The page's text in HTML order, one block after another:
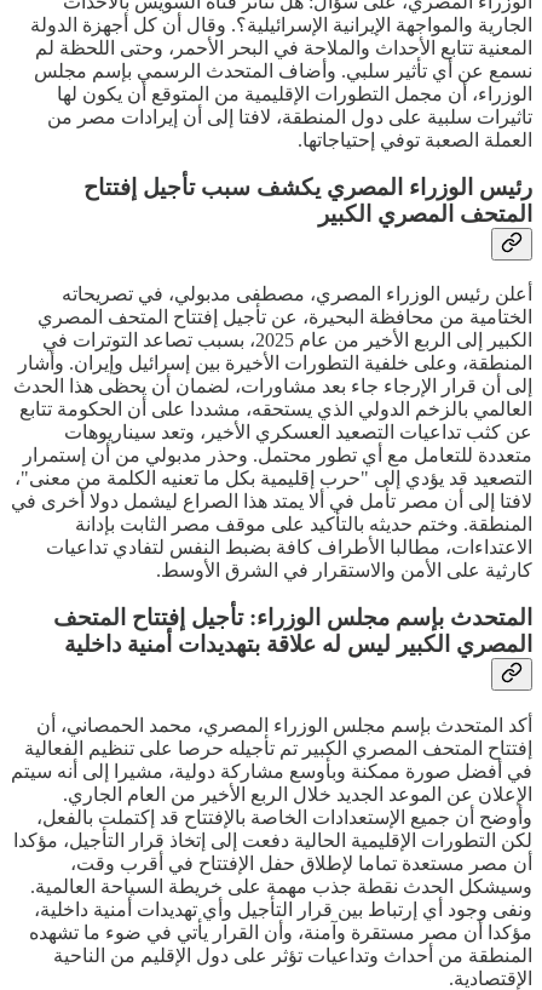
الجارية والمواجهة الإيرانية الإسرائيلية؟. وقال أن كل أجهزة الدولة
المعنية تتابع الأحداث والملاحة في البحر الأحمر، وحتى اللحظة لم
نسمع عن أي تأثير سلبي. وأضاف المتحدث الرسمي بإسم مجلس
الوزراء، أن مجمل التطورات الإقليمية من المتوقع أن يكون لها
تاثيرات سلبية على دول المنطقة، لافتا إلى أن إيرادات مصر من
العملة الصعبة توفي إحتياجاتها.
رئيس الوزراء المصري يكشف سبب تأجيل إفتتاح
المتحف المصري الكبير
أعلن رئيس الوزراء المصري، مصطفى مدبولي، في تصريحاته
الختامية من محافظة البحيرة، عن تأجيل إفتتاح المتحف المصري
الكبير إلى الربع الأخير من عام 2025، بسبب تصاعد التوترات في
المنطقة، وعلى خلفية التطورات الأخيرة بين إسرائيل وإيران. وأشار
إلى أن قرار الإرجاء جاء بعد مشاورات، لضمان أن يحظى هذا الحدث
العالمي بالزخم الدولي الذي يستحقه، مشددا على أن الحكومة تتابع
عن كثب تداعيات التصعيد العسكري الأخير، وتعد سيناريوهات
متعددة للتعامل مع أي تطور محتمل. وحذر مدبولي من أن إستمرار
التصعيد قد يؤدي إلى "حرب إقليمية بكل ما تعنيه الكلمة من معنى"،
لافتا إلى أن مصر تأمل في ألا يمتد هذا الصراع ليشمل دولا أخرى في
المنطقة. وختم حديثه بالتأكيد على موقف مصر الثابت بإدانة
الاعتداءات، مطالبا الأطراف كافة بضبط النفس لتفادي تداعيات
كارثية على الأمن والاستقرار في الشرق الأوسط.
المتحدث بإسم مجلس الوزراء: تأجيل إفتتاح المتحف
المصري الكبير ليس له علاقة بتهديدات أمنية داخلية
أكد المتحدث بإسم مجلس الوزراء المصري، محمد الحمصاني، أن
إفتتاح المتحف المصري الكبير تم تأجيله حرصا على تنظيم الفعالية
في أفضل صورة ممكنة وبأوسع مشاركة دولية، مشيرا إلى أنه سيتم
الإعلان عن الموعد الجديد خلال الربع الأخير من العام الجاري.
وأوضح أن جميع الإستعدادات الخاصة بالإفتتاح قد إكتملت بالفعل،
لكن التطورات الإقليمية الحالية دفعت إلى إتخاذ قرار التأجيل، مؤكدا
أن مصر مستعدة تماما لإطلاق حفل الإفتتاح في أقرب وقت،
وسيشكل الحدث نقطة جذب مهمة على خريطة السياحة العالمية.
ونفى وجود أي إرتباط بين قرار التأجيل وأي تهديدات أمنية داخلية،
مؤكدا أن مصر مستقرة وآمنة، وأن القرار يأتي في ضوء ما تشهده
المنطقة من أحداث وتداعيات تؤثر على دول الإقليم من الناحية
الإقتصادية.